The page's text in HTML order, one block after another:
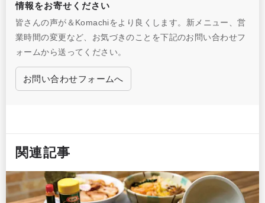
情報をお寄せください
皆さんの声が＆Komachiをより良くします。新メニュー、営
業時間の変更など、お気づきのことを下記のお問い合わせフ
ォームから送ってください。
お問い合わせフォームへ
関連記事